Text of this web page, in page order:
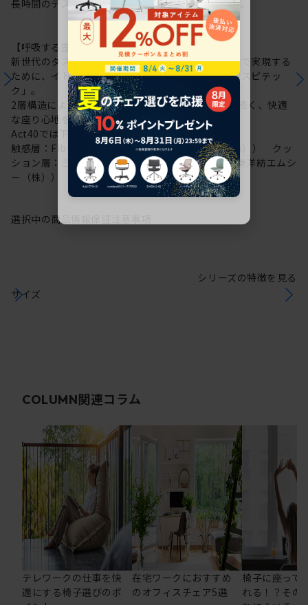
長時間のデスクワークもここちよさを保ち続けます。
【呼吸する座面：レスピテック】
新世代のタスクチェアに求められる性能を高い次元で実現する
ために、イトーキが新たに開発した高機能素材「レスピテッ
ク」。
2層構造により“呼吸する座面”を可能にし、ずっと続く、快適
な座り心地を実現しました。
Act40では下記素材を採用しています。
触感層：Fibre cushion VL（帝人フロンティア（株）） クッ
ション層：三次元網状繊維構造体ブレスエアー®（東洋紡エムシ
ー（株））
選択中の商品情報
サイズ
シリーズの特徴を見る
COLUMN関連コラム
テレワークの仕事を快
適にする椅子選びのポ
在宅ワークにおすすめ
のオフィスチェア5選
椅子に座って
れる！？その